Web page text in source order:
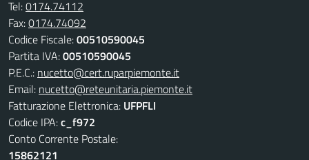
Tel:0174.74112
Fax:0174.74092
Codice Fiscale:00510590045
Partita IVA:00510590045
P.E.C.: nucetto@cert.ruparpiemonte.it
Email: nucetto@reteunitaria.piemonte.it
Fatturazione Elettronica: UFPFLI
Codice IPA:c_f972
Conto Corrente Postale:
15862121